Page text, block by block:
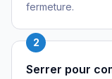
fermeture.
2
Serrer pour